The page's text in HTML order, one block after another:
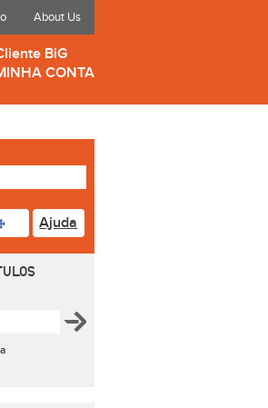
About Us
BiG
CONTA
Ajuda